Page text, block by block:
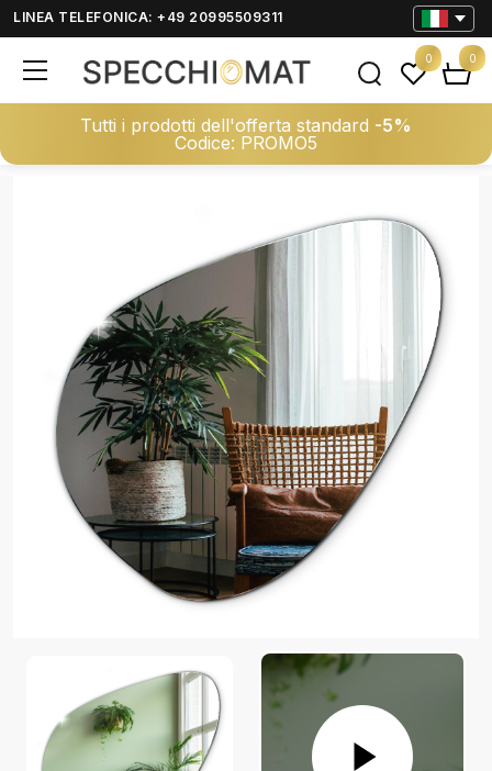
LINEA TELEFONICA: +49 20995509311
Tutti i prodotti dell'offerta standard -5%
Codice: PROMO5
0 0